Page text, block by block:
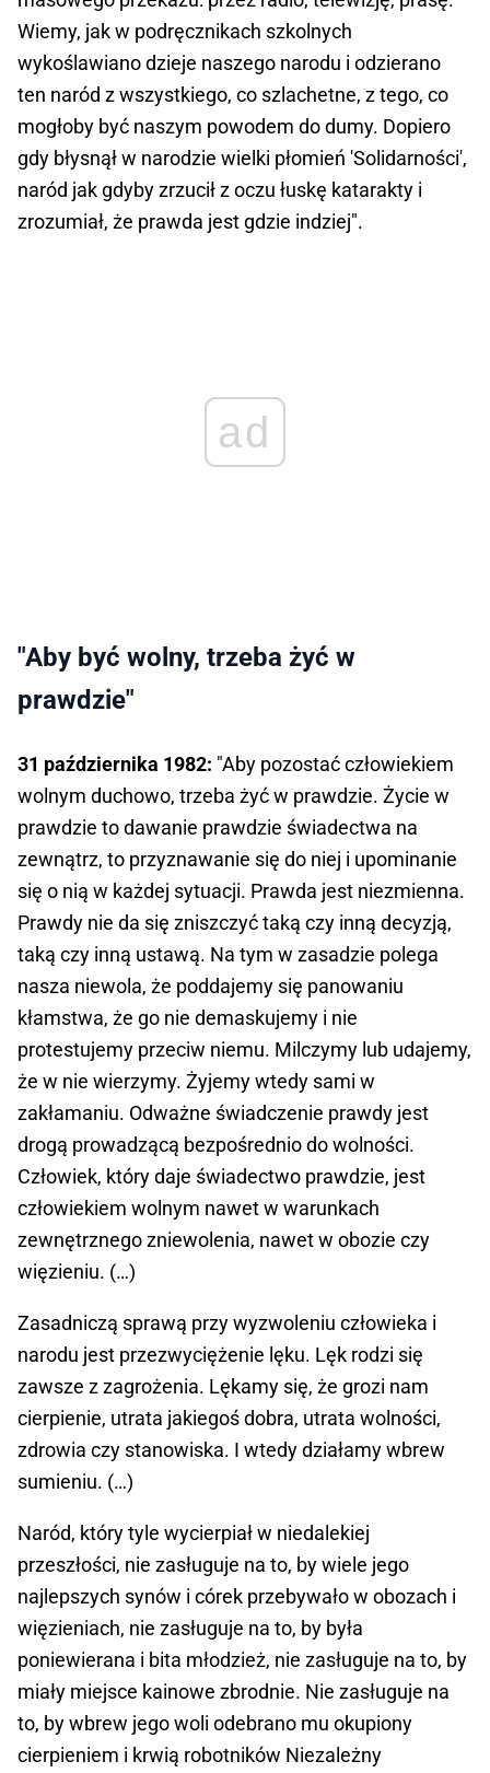
Wiemy, jak w podręcznikach szkolnych
wykoślawiano dzieje naszego narodu i odzierano
ten naród z wszystkiego, co szlachetne, z tego, co
mogłoby być naszym powodem do dumy. Dopiero
gdy błysnął w narodzie wielki płomień 'Solidarności',
naród jak gdyby zrzucił z oczu łuskę katarakty i
zrozumiał, że prawda jest gdzie indziej".
ad
"Aby być wolny, trzeba żyć w
prawdzie"
31 października 1982: "Aby pozostać człowiekiem
wolnym duchowo, trzeba żyć w prawdzie. Życie w
prawdzie to dawanie prawdzie świadectwa na
zewnątrz, to przyznawanie się do niej i upominanie
się o nią w każdej sytuacji. Prawda jest niezmienna.
Prawdy nie da się zniszczyć taką czy inną decyzją,
taką czy inną ustawą. Na tym w zasadzie polega
nasza niewola, że poddajemy się panowaniu
kłamstwa, że go nie demaskujemy i nie
protestujemy przeciw niemu. Milczymy lub udajemy,
że w nie wierzymy. Żyjemy wtedy sami w
zakłamaniu. Odważne świadczenie prawdy jest
drogą prowadzącą bezpośrednio do wolności.
Człowiek, który daje świadectwo prawdzie, jest
człowiekiem wolnym nawet w warunkach
zewnętrznego zniewolenia, nawet w obozie czy
więzieniu. (…)
Zasadniczą sprawą przy wyzwoleniu człowieka i
narodu jest przezwyciężenie lęku. Lęk rodzi się
zawsze z zagrożenia. Lękamy się, że grozi nam
cierpienie, utrata jakiegoś dobra, utrata wolności,
zdrowia czy stanowiska. I wtedy działamy wbrew
sumieniu. (…)
Naród, który tyle wycierpiał w niedalekiej
przeszłości, nie zasługuje na to, by wiele jego
najlepszych synów i córek przebywało w obozach i
więzieniach, nie zasługuje na to, by była
poniewierana i bita młodzież, nie zasługuje na to, by
miały miejsce kainowe zbrodnie. Nie zasługuje na
to, by wbrew jego woli odebrano mu okupiony
cierpieniem i krwią robotników Niezależny